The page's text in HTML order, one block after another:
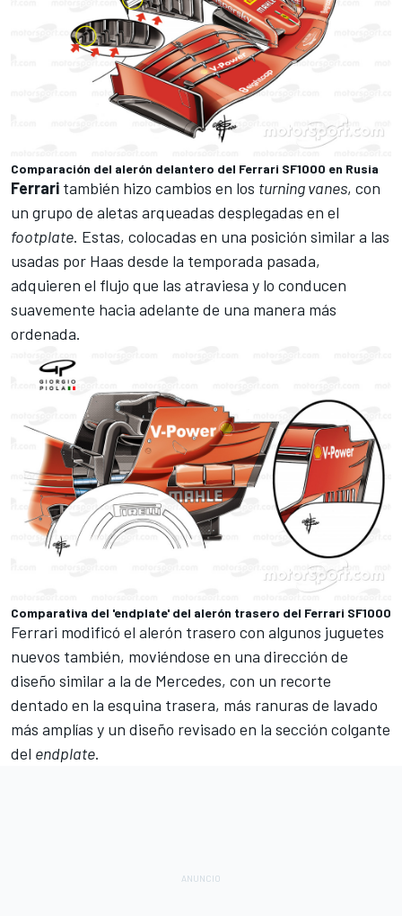
Comparación del alerón delantero del Ferrari SF1000 en Rusia
Ferrari también hizo cambios en los turning vanes, con
un grupo de aletas arqueadas desplegadas en el
footplate. Estas, colocadas en una posición similar a las
usadas por Haas desde la temporada pasada,
adquieren el flujo que las atraviesa y lo conducen
suavemente hacia adelante de una manera más
ordenada.
Comparativa del 'endplate' del alerón trasero del Ferrari SF1000
Ferrari modificó el alerón trasero con algunos juguetes
nuevos también, moviéndose en una dirección de
diseño similar a la de Mercedes, con un recorte
dentado en la esquina trasera, más ranuras de lavado
más amplías y un diseño revisado en la sección colgante
del endplate.